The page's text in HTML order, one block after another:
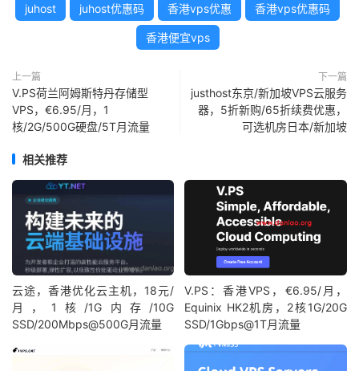
juhost juhost优惠码 香港vps优惠 香港vps优惠码
香港便宜vps
上一篇
V.PS荷兰阿姆斯特丹存储型
VPS，€6.95/月，1
核/2G/500G硬盘/5T月流量
下一篇
justhost东京/新加坡VPS云服务
器，5折新购/65折续费优惠，
可选机房日本/新加坡
相关推荐
云途，香港优化云主机，18元/
月，1核/1G内存/10G
SSD/200Mbps@500G月流量
V.PS：香港VPS，€6.95/月，
Equinix HK2机房，2核1G/20G
SSD/1Gbps@1T月流量